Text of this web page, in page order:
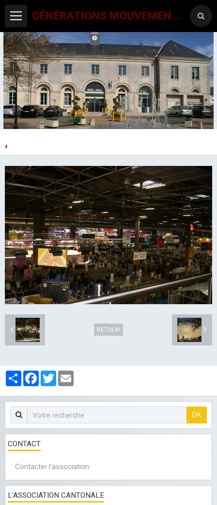
GÉNÉRATIONS MOUVEMENT INTERCLUBS CHAMPAGNE CONLINOISE
CANTON-ACTIVITES
SORTIES SEJOURS
AGENDA PAR ACTIVITE
LES CLUBS
,
RETOUR
PartagerFacebook
Twitter
OK
CONTACT
Contacter l'association
L'ASSOCIATION CANTONALE